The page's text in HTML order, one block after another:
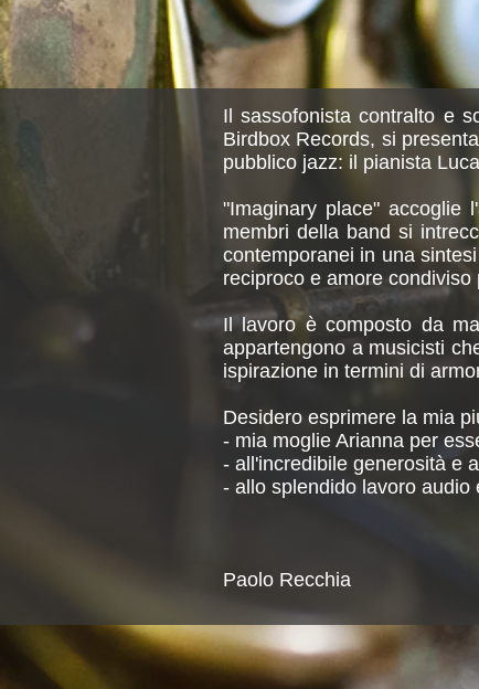
Il sassofonista contralto e
Birdbox Records, si
pubblico jazz: il pianista
"Imaginary place" accoglie
membri della band si
contemporanei in una
reciproco e amore condiviso
Il lavoro è composto da
appartengono a musicisti
ispirazione in termini di
Desidero esprimere la mia
- mia moglie Arianna per
- all'incredibile generosità e
- allo splendido lavoro
Paolo Recchia